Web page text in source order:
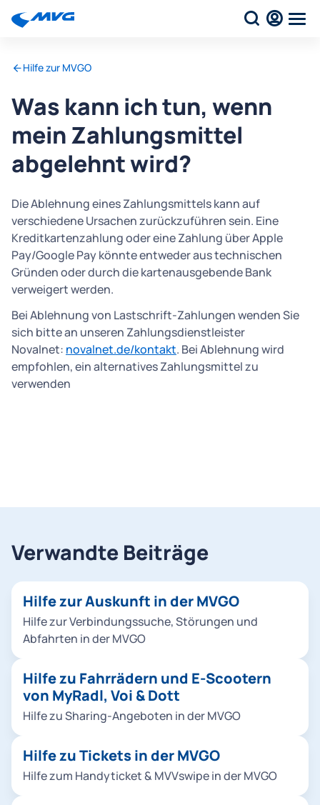
Hilfe zur MVGO
Was kann ich tun, wenn
mein Zahlungsmittel
abgelehnt wird?
Die Ablehnung eines Zahlungsmittels kann auf
verschiedene Ursachen zurückzuführen sein. Eine
Kreditkartenzahlung oder eine Zahlung über Apple
Pay/Google Pay könnte entweder aus technischen
Gründen oder durch die kartenausgebende Bank
verweigert werden.
Bei Ablehnung von Lastschrift-Zahlungen wenden Sie
sich bitte an unseren Zahlungsdienstleister
Novalnet: novalnet.de/kontakt. Bei Ablehnung wird
empfohlen, ein alternatives Zahlungsmittel zu
verwenden
Verwandte Beiträge
Hilfe zur Auskunft in der MVGO
Hilfe zur Verbindungssuche, Störungen und
Abfahrten in der MVGO
Hilfe zu Fahrrädern und E-Scootern
von MyRadl, Voi & Dott
Hilfe zu Sharing-Angeboten in der MVGO
Hilfe zu Tickets in der MVGO
Hilfe zum Handyticket & MVVswipe in der MVGO